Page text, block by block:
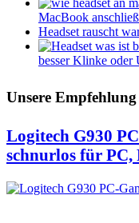
MacBook
Headset rauscht
besser Klinke oder
Unsere Empfehlung
Logitech G930
schnurlos für PC,